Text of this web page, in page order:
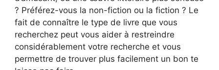
? Préférez-vous la non-fiction ou la fiction ? Le
fait de connaître le type de livre que vous
recherchez peut vous aider à restreindre
considérablement votre recherche et vous
permettre de trouver plus facilement un bon te